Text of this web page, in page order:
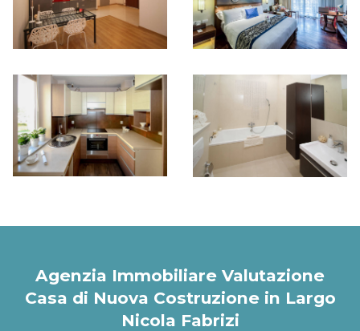
Agenzia Immobiliare Valutazione
Casa di Nuova Costruzione in Largo
Nicola Fabrizi